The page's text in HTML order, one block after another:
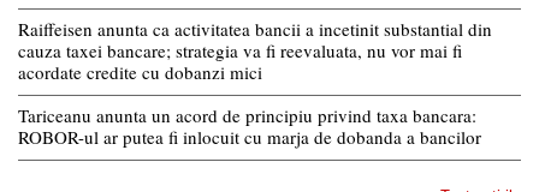
Raiffeisen anunta ca activitatea bancii a incetinit substantial din
cauza taxei bancare; strategia va fi reevaluata, nu vor mai fi
acordate credite cu dobanzi mici
Tariceanu anunta un acord de principiu privind taxa bancara:
ROBOR-ul ar putea fi inlocuit cu marja de dobanda a bancilor